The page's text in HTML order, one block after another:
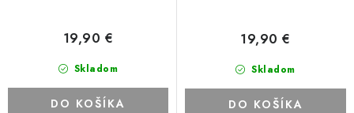
Skladom
19,90 €
DO KOŠÍKA
Skladom
19,90 €
DO KOŠÍKA